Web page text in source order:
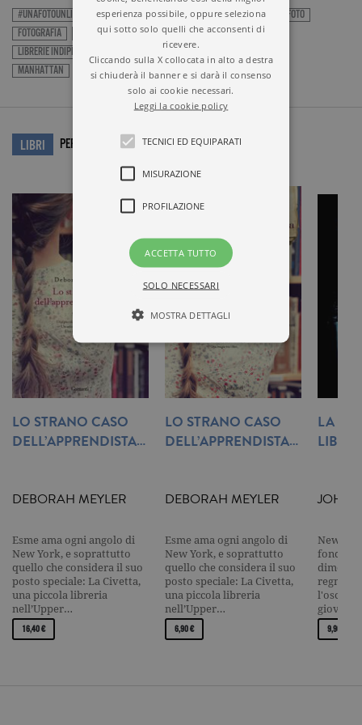
#UNAFOTOUNLIBRO DEBORAH MEYLER ELISABETTA MIGLIAVADA
FOTO
FOTOGRAFIA
GARZANTI LE NOSTRE RUBRICHE
LIBRERIE
LIBRERIE INDIPENDENTI
LO STRANO CASO DELL'APPRENDISTA LIBRAIA
MANHATTAN
NEW YORK PICCOLE LIBRERIE
LIBRI PER APPROFONDIRE…
LO STRANO CASO
DELL’APPRENDISTA…
DEBORAH MEYLER
Esme ama ogni angolo di
New York, e soprattutto
quello che considera il suo
posto speciale: La Civetta,
una piccola libreria
nell’Upper…
16,40 €
LO STRANO CASO
DELL’APPRENDISTA…
DEBORAH MEYLER
Esme ama ogni angolo di
New York, e soprattutto
quello che considera il suo
posto speciale: La Civetta,
una piccola libreria
nell’Upper…
6,90 €
LA
LIBRI
JOHN
New
fonda
dimora
regnano
9,90 €
esperienza possibile, oppure seleziona
qui sotto solo quelli che acconsenti di
ricevere.
Cliccando sulla X collocata in alto a destra
si chiuderà il banner e si darà il consenso
solo ai cookie necessari.
Leggi la cookie policy
TECNICI ED EQUIPARATI
MISURAZIONE
PROFILAZIONE
ACCETTA TUTTO
SOLO NECESSARI
MOSTRA DETTAGLI
Tecnici ed equiparati
Misurazione
Profilazione
I cookie tecnici sono strettamente
necessari, consentono la funzionalità
correttamente senza i cookie
strettamente necessari. Col rispetto
tecnici e dunque non necessitano del
consenso.
Nome Dominio Scadenza
Descrizione
.garzanti.it
Questo
impostato
Google
Analytics.